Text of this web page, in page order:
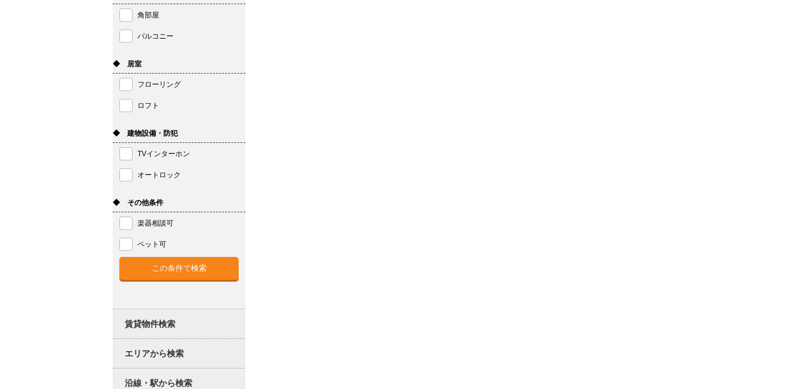
角部屋
バルコニー
◆ 居室
フローリング
ロフト
◆ 建物設備・防犯
TVインターホン
オートロック
◆ その他条件
楽器相談可
ペット可
賃貸物件検索
エリアから検索
沿線・駅から検索